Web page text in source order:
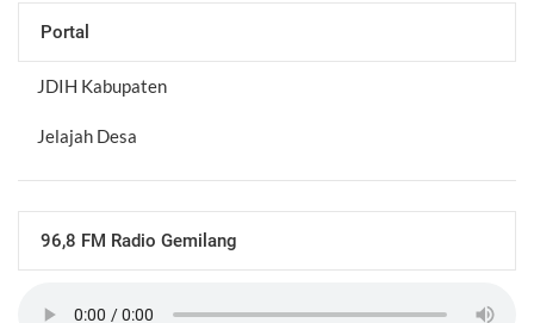
Portal
JDIH Kabupaten
Jelajah Desa
96,8 FM Radio Gemilang